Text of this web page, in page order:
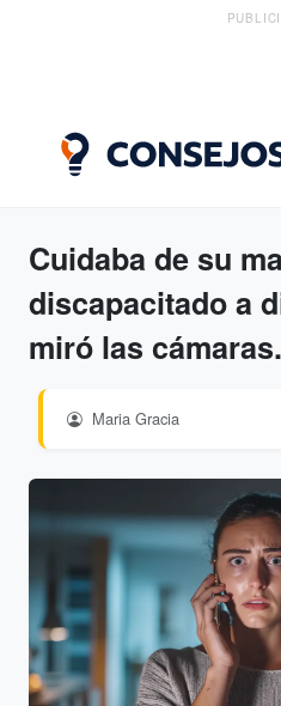
Cuidaba de su
discapacitado a
miró las cámaras.
Maria Gracia